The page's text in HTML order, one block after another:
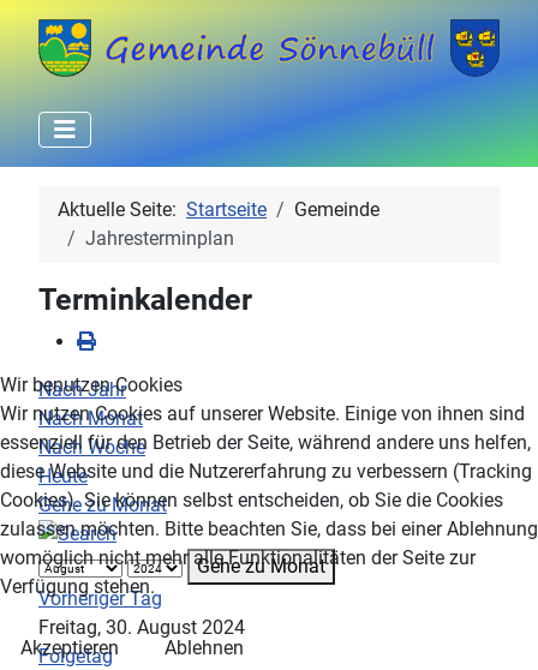
Aktuelle Seite: Startseite
Gemeinde
Jahresterminplan
Terminkalender
Nach Jahr
Nach Monat
Nach Woche
Heute
Gehe zu Monat
Gehe zu Monat
Vorheriger Tag
Freitag, 30. August 2024
Folgetag
Wir benutzen Cookies
Wir nutzen Cookies auf unserer Website. Einige von ihnen sind
essenziell für den Betrieb der Seite, während andere uns helfen,
diese Website und die Nutzererfahrung zu verbessern (Tracking
Cookies). Sie können selbst entscheiden, ob Sie die Cookies
zulassen möchten. Bitte beachten Sie, dass bei einer Ablehnung
womöglich nicht mehr alle Funktionalitäten der Seite zur
Verfügung stehen.
Akzeptieren
Ablehnen